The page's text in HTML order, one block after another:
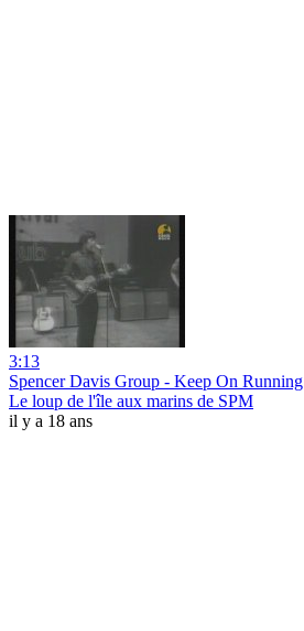
3:13
Spencer Davis Group - Keep On Running
Le loup de l'île aux marins de SPM
il y a 18 ans